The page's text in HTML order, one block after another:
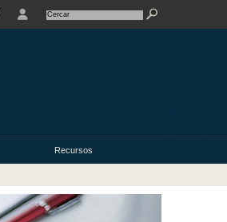
Recursos